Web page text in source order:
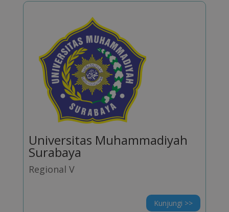
Universitas Muhammadiyah
Surabaya
Regional V
Kunjungi >>